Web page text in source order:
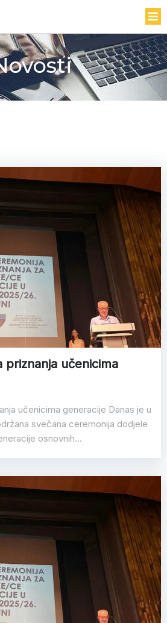
priznanja učenicima
učenicima generacije Danas je u
svečana ceremonija dodjele
osnovnih…